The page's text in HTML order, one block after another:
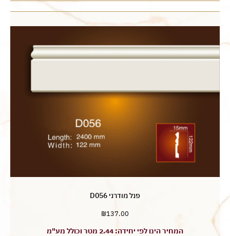
פנל מודרני D056
₪137.00
המחיר הינו לפי יחידה: 2.44 מטר וכולל מע"מ